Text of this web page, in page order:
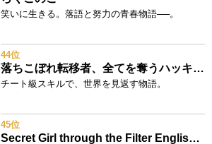
笑いに生きる。落語と努力の青春物語──。
44位
落ちこぼれ転移者、全てを奪うハッキングスキルで最強に成り上がる ～最強ステータスも最強スキルも、触れただけで俺のものです～
チート級スキルで、世界を見返す物語。
45位
Secret Girl through the Filter English version